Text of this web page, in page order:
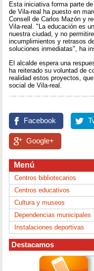
Esta iniciativa forma parte
de Vila-real ha puesto en
Consell de Carlos Mazón y
Vila-real. "La educación es
nuestra ciudad, y no
incumplimientos y retrasos
soluciones inmediatas", ha
El alcalde espera una
ha reiterado su voluntad de
realidad estos proyectos,
social de Vila-real.
Facebook
Google+
Menú
Centros bibliotecarios
Centros educativos
Cultura y museos
Dependencias municipales
Instalaciones deportivas
Destacamos